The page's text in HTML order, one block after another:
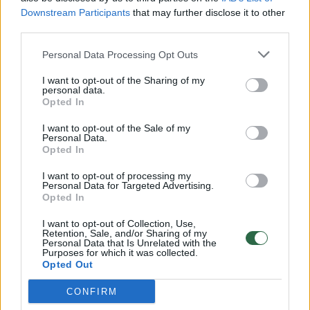
Downstream Participants that may further disclose it to other
Personal Data Processing Opt Outs
I want to opt-out of the Sharing of my
personal data.
Opted In
I want to opt-out of the Sale of my
Personal Data.
Opted In
I want to opt-out of processing my
Personal Data for Targeted Advertising.
Opted In
I want to opt-out of Collection, Use,
Retention, Sale, and/or Sharing of my
Personal Data that Is Unrelated with the
Purposes for which it was collected.
Opted Out
CONFIRM
32 laipsnių šilumos
Žinios | Orai
00:15:54
V. Zalužno pasisakymą laiko bandymu įsitvirtinti
Ukrainos politikoje: jis yra neteisus
Laidos Nauja diena
Sinoptikai atsakė, kokiais orais užbaigsime darbo
savaitę: karščiai atsitrauks
Žinios | Orai
Visi įrašai